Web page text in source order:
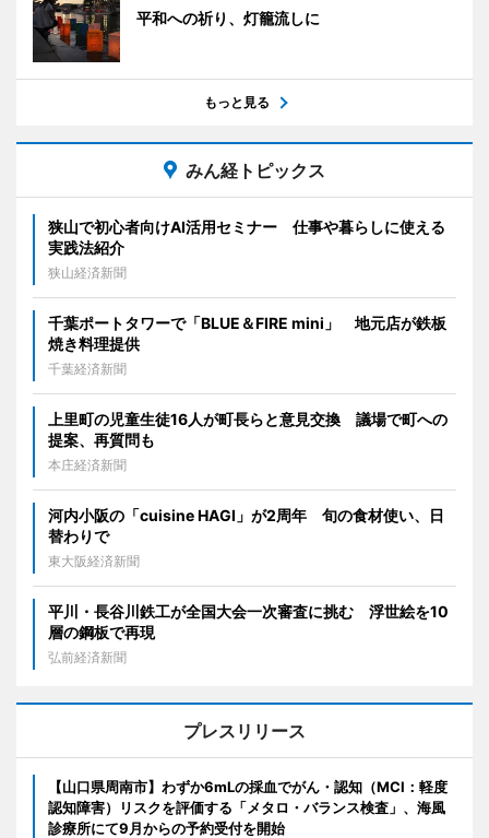
平和への祈り、灯籠流しに
もっと見る
みん経トピックス
狭山で初心者向けAI活用セミナー 仕事や暮らしに使える
実践法紹介
狭山経済新聞
千葉ポートタワーで「BLUE＆FIRE mini」 地元店が鉄板
焼き料理提供
千葉経済新聞
上里町の児童生徒16人が町長らと意見交換 議場で町への
提案、再質問も
本庄経済新聞
河内小阪の「cuisine HAGI」が2周年 旬の食材使い、日
替わりで
東大阪経済新聞
平川・長谷川鉄工が全国大会一次審査に挑む 浮世絵を10
層の鋼板で再現
弘前経済新聞
プレスリリース
【山口県周南市】わずか6mLの採血でがん・認知（MCI：軽度
認知障害）リスクを評価する「メタロ・バランス検査」、海風
診療所にて9月からの予約受付を開始